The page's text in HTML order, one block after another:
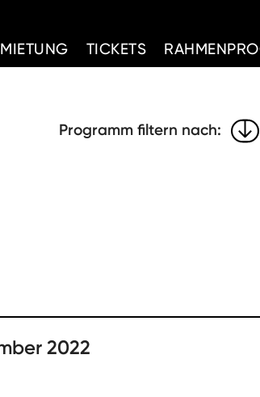
TICKETS
Programm filtern nach:
2022